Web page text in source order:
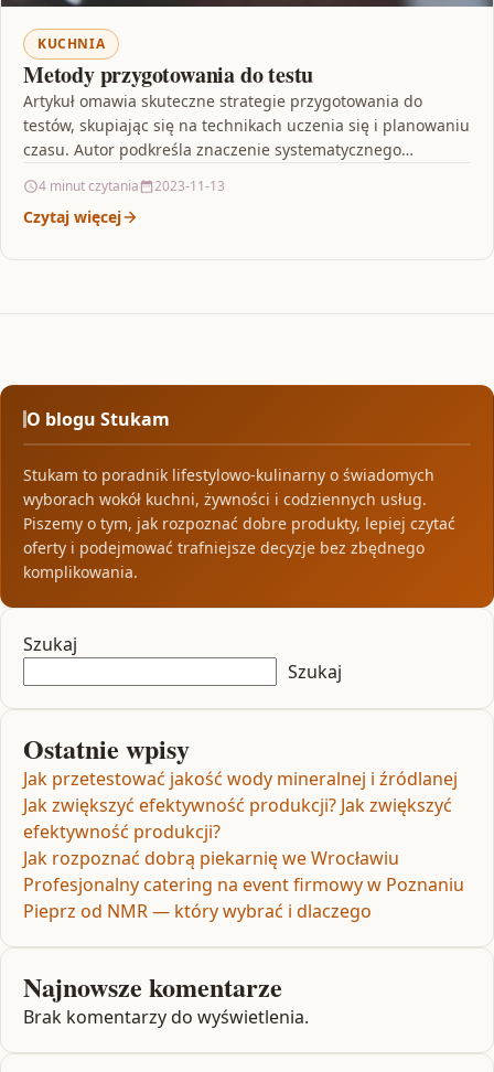
KUCHNIA
Metody przygotowania do testu
Artykuł omawia skuteczne strategie przygotowania do
testów, skupiając się na technikach uczenia się i planowaniu
czasu. Autor podkreśla znaczenie systematycznego
4 minut czytania 2023-11-13
Czytaj więcej
O blogu Stukam
Stukam to poradnik lifestylowo-kulinarny o świadomych
wyborach wokół kuchni, żywności i codziennych usług.
Piszemy o tym, jak rozpoznać dobre produkty, lepiej czytać
oferty i podejmować trafniejsze decyzje bez zbędnego
komplikowania.
Szukaj
Szukaj
Ostatnie wpisy
Jak przetestować jakość wody mineralnej i źródlanej
Jak zwiększyć efektywność produkcji? Jak zwiększyć
efektywność produkcji?
Jak rozpoznać dobrą piekarnię we Wrocławiu
Profesjonalny catering na event firmowy w Poznaniu
Pieprz od NMR — który wybrać i dlaczego
Najnowsze komentarze
Brak komentarzy do wyświetlenia.